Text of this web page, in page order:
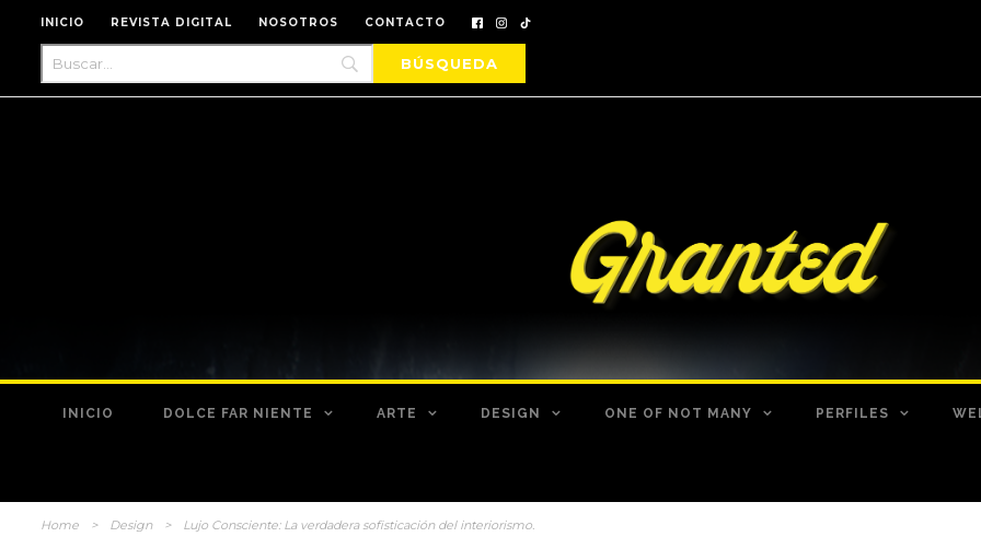
INICIO REVISTA DIGITAL NOSOTROS CONTACTO
INICIO DOLCE FAR NIENTE ARTE DESIGN ONE OF NOT MANY PERFILES
Home > Design > Lujo Consciente: La verdadera sofisticación del interiorismo.